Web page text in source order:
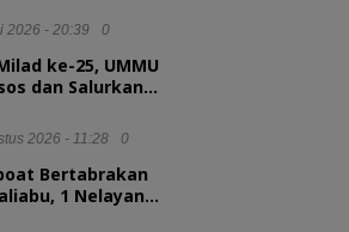
2026 - 20:39
0
ke-25, UMMU
dan Salurkan
Kurang Mampu
2026 - 11:28
0
Bertabrakan
1 Nelayan